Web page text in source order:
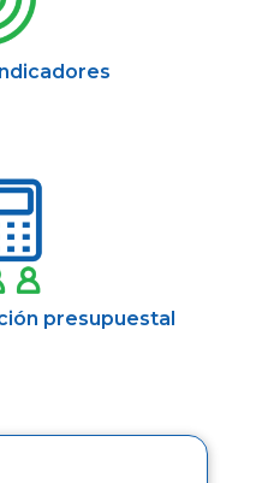
presupuestal